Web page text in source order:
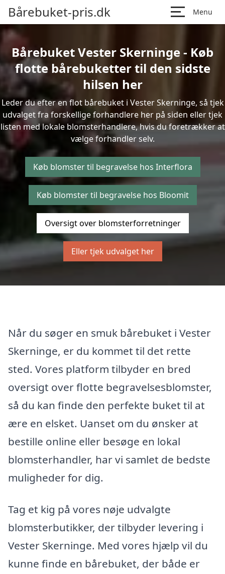
Bårebuket-pris.dk Menu
Bårebuket Vester Skerninge - Køb
flotte bårebuketter til den sidste
hilsen her
Leder du efter en flot bårebuket i Vester Skerninge, så tjek
udvalget fra forskellige forhandlere her på siden eller tjek
listen med lokale blomsterhandlere, hvis du foretrækker at
vælge forhandler selv.
Køb blomster til begravelse hos Interflora
Køb blomster til begravelse hos Bloomit
Oversigt over blomsterforretninger
Eller tjek udvalget her
Når du søger en smuk bårebuket i Vester
Skerninge, er du kommet til det rette
sted. Vores platform tilbyder en bred
oversigt over flotte begravelsesblomster,
så du kan finde den perfekte buket til at
ære en elsket. Uanset om du ønsker at
bestille online eller besøge en lokal
blomsterhandler, har vi samlet de bedste
muligheder for dig.
Tag et kig på vores nøje udvalgte
blomsterbutikker, der tilbyder levering i
Vester Skerninge. Med vores hjælp vil du
kunne finde en bårebuket, der både er